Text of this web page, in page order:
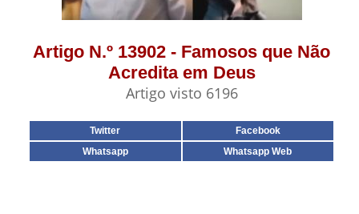
Artigo N.º 13902 - Famosos que Não
Acredita em Deus
Artigo visto 6196
Twitter
Facebook
Whatsapp
Whatsapp Web